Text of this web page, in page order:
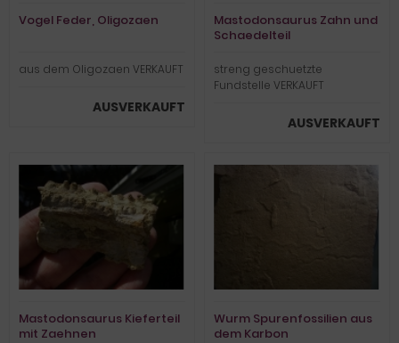
Vogel Feder, Oligozaen
aus dem Oligozaen VERKAUFT
AUSVERKAUFT
Mastodonsaurus Zahn und
Schaedelteil
streng geschuetzte
Fundstelle VERKAUFT
AUSVERKAUFT
Mastodonsaurus Kieferteil
mit Zaehnen
Wurm Spurenfossilien aus
dem Karbon